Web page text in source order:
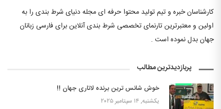
کارشناسان خبره و تیم تولید محتوا حرفه ای مجله دنیای شرط بندی را به
اولین و معتبرترین تارنمای تخصصی شرط بندی آنلاین برای فارسی زبانان
جهان بدل نموده است .
پربازدیدترین مطالب
خوش شانس ترین برنده لاتاری جهان !!
یکشنبه, ۱۴ سپتامبر ۲۰۲۵